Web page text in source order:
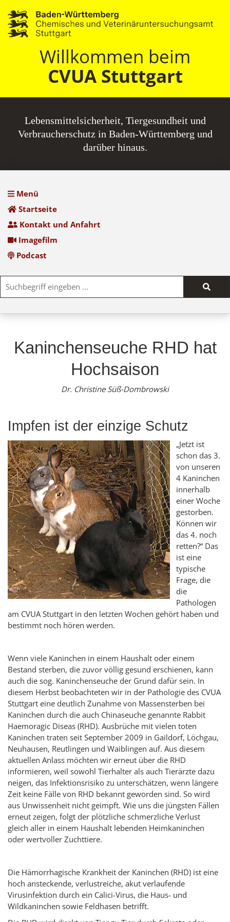
Willkommen beim
CVUA Stuttgart
Lebensmittel­sicherheit, Tiergesundheit und
Verbraucherschutz in Baden-Württemberg und
darüber hinaus.
Menü
Startseite
Kontakt und Anfahrt
Imagefilm
Podcast
Kaninchenseuche RHD hat
Hochsaison
Dr. Christine Süß-Dombrowski
Impfen ist der einzige Schutz
„Jetzt ist
schon das 3.
von unseren
4 Kaninchen
innerhalb
einer Woche
gestorben.
Können wir
das 4. noch
retten?“ Das
ist eine
typische
Frage, die
die
Pathologen
am CVUA Stuttgart in den letzten Wochen gehört haben und
bestimmt noch hören werden.
Wenn viele Kaninchen in einem Haushalt oder einem
Bestand sterben, die zuvor völlig gesund erschienen, kann
auch die sog. Kaninchenseuche der Grund dafür sein. In
diesem Herbst beobachteten wir in der Pathologie des CVUA
Stuttgart eine deutlich Zunahme von Massensterben bei
Kaninchen durch die auch Chinaseuche genannte Rabbit
Haemoragic Diseas (RHD). Ausbrüche mit vielen toten
Kaninchen traten seit September 2009 in Gaildorf, Löchgau,
Neuhausen, Reutlingen und Waiblingen auf. Aus diesem
aktuellen Anlass möchten wir erneut über die RHD
informieren, weil sowohl Tierhalter als auch Tierärzte dazu
neigen, das Infektionsrisiko zu unterschätzen, wenn längere
Zeit keine Fälle von RHD bekannt geworden sind. So wird
aus Unwissenheit nicht geimpft. Wie uns die jüngsten Fällen
erneut zeigen, folgt der plötzliche schmerzliche Verlust
gleich aller in einem Haushalt lebenden Heimkaninchen
oder wertvoller Zuchttiere.
Die Hämorrhagische Krankheit der Kaninchen (RHD) ist eine
hoch ansteckende, verlustreiche, akut verlaufende
Virusinfektion durch ein Calici-Virus, die Haus- und
Wildkaninchen sowie Feldhasen betrifft.